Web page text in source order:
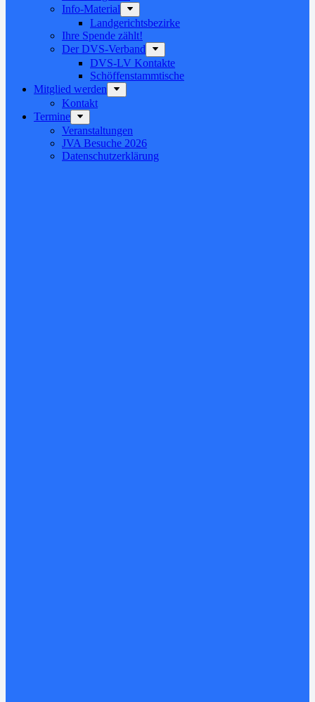
Info-Material
Landgerichtsbezirke
Ihre Spende zählt!
Der DVS-Verband
DVS-LV Kontakte
Schöffenstammtische
Mitglied werden
Kontakt
Termine
Veranstaltungen
JVA Besuche 2026
Datenschutz­erklärung